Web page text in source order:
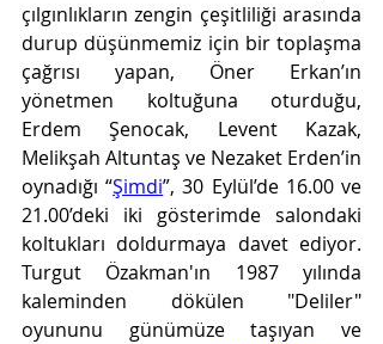
çılgınlıkların zengin çeşitliliği arasında
durup düşünmemiz için bir toplaşma
çağrısı yapan, Öner Erkan’ın
yönetmen koltuğuna oturduğu,
Erdem Şenocak, Levent Kazak,
Melikşah Altuntaş ve Nezaket Erden’in
oynadığı “Şimdi”, 30 Eylül’de 16.00 ve
21.00’deki iki gösterimde salondaki
koltukları doldurmaya davet ediyor.
Turgut Özakman'ın 1987 yılında
kaleminden dökülen "Deliler"
oyununu günümüze taşıyan ve